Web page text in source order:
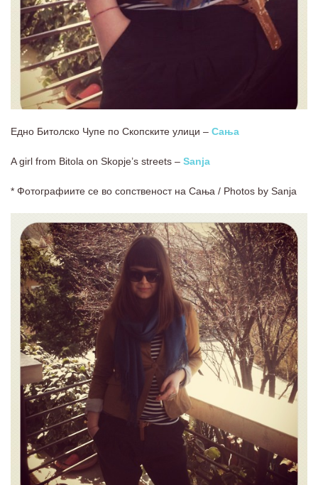
Едно Битолско Чупе по Скопските улици – Сања
A girl from Bitola on Skopje’s streets – Sanja
* Фотографиите се во сопственост на Сања / Photos by Sanja